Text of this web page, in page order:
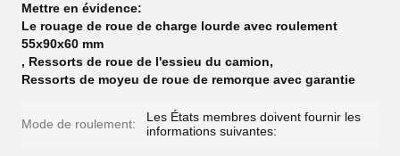
Mettre en évidence:
Le rouage de roue de charge lourde avec roulement
55x90x60 mm
, Ressorts de roue de l'essieu du camion,
Ressorts de moyeu de roue de remorque avec garantie
Mode de roulement:
Les États membres doivent fournir les
informations suivantes: